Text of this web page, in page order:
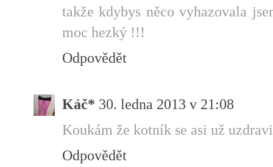
takže kdybys něco vyhazovala
moc hezký !!!
Odpovědět
Káč* 30. ledna 2013 v 21:08
Koukám že kotník se asi už
Odpovědět